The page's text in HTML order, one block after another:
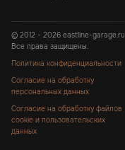
© 2012 - 2026 eastline-garage.ru
Все права защищены.
Политика конфиденциальности
Согласие на обработку
персональных данных
Согласие на обработку файлов
cookie и пользовательских
данных